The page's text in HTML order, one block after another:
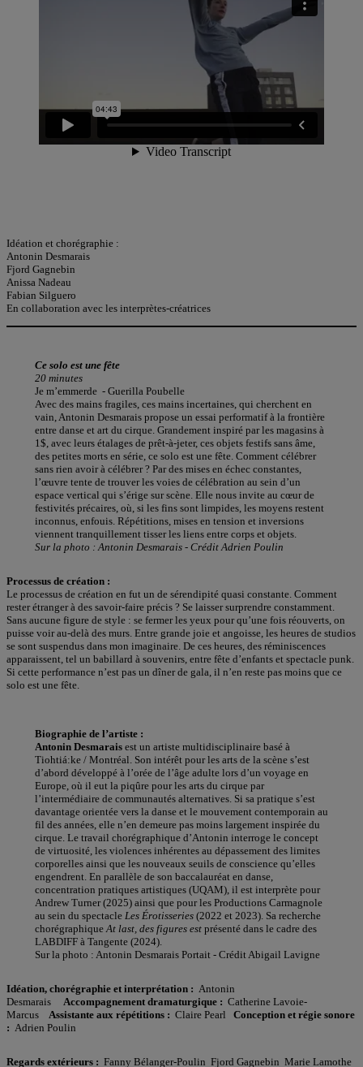
Idéation et chorégraphie :
Antonin Desmarais
Fjord Gagnebin
Anissa Nadeau
Fabian Silguero
En collaboration avec les interprètes-créatrices
Ce solo est une fête
20 minutes
Je m’emmerde - Guerilla Poubelle
Avec des mains fragiles, ces mains incertaines, qui cherchent en
vain, Antonin Desmarais propose un essai performatif à la frontière
entre danse et art du cirque. Grandement inspiré par les magasins à
1$, avec leurs étalages de prêt-à-jeter, ces objets festifs sans âme,
des petites morts en série, ce solo est une fête. Comment célébrer
sans rien avoir à célébrer ? Par des mises en échec constantes,
l’œuvre tente de trouver les voies de célébration au sein d’un
espace vertical qui s’érige sur scène. Elle nous invite au cœur de
festivités précaires, où, si les fins sont limpides, les moyens restent
inconnus, enfouis. Répétitions, mises en tension et inversions
viennent tranquillement tisser les liens entre corps et objets.
Sur la photo : Antonin Desmarais - Crédit Adrien Poulin
Processus de création :
Le processus de création en fut un de sérendipité quasi constante. Comment
rester étranger à des savoir-faire précis ? Se laisser surprendre constamment.
Sans aucune figure de style : se fermer les yeux pour qu’une fois réouverts, on
puisse voir au-delà des murs. Entre grande joie et angoisse, les heures de studios
se sont suspendus dans mon imaginaire. De ces heures, des réminiscences
apparaissent, tel un babillard à souvenirs, entre fête d’enfants et spectacle punk.
Si cette performance n’est pas un dîner de gala, il n’en reste pas moins que ce
solo est une fête.
Biographie de l’artiste :
Antonin Desmaraisest un artiste multidisciplinaire basé à
Tiohtiá:ke / Montréal. Son intérêt pour les arts de la scène s’est
d’abord développé à l’orée de l’âge adulte lors d’un voyage en
Europe, où il eut la piqûre pour les arts du cirque par
l’intermédiaire de communautés alternatives. Si sa pratique s’est
davantage orientée vers la danse et le mouvement contemporain au
fil des années, elle n’en demeure pas moins largement inspirée du
cirque. Le travail chorégraphique d’Antonin interroge le concept
de virtuosité, les violences inhérentes au dépassement des limites
corporelles ainsi que les nouveaux seuils de conscience qu’elles
engendrent. En parallèle de son baccalauréat en danse,
concentration pratiques artistiques (UQAM), il est interprète pour
Andrew Turner (2025) ainsi que pour les Productions Carmagnole
au sein du spectacle Les Érotisseries(2022 et 2023). Sa recherche
chorégraphique At last, des figures estprésenté dans le cadre des
LABDIFF à Tangente (2024).
Sur la photo : Antonin Desmarais Portait - Crédit Abigail Lavigne
Idéation, chorégraphie et interprétation : Antonin
Desmarais Accompagnement dramaturgique : Catherine Lavoie-
Marcus Assistante aux répétitions : Claire Pearl Conception et régie sonore
: Adrien Poulin
Regards extérieurs : Fanny Bélanger-Poulin Fjord Gagnebin Marie Lamothe